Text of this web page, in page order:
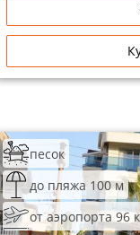
песок
до пляжа 100 м
от аэропорта 96